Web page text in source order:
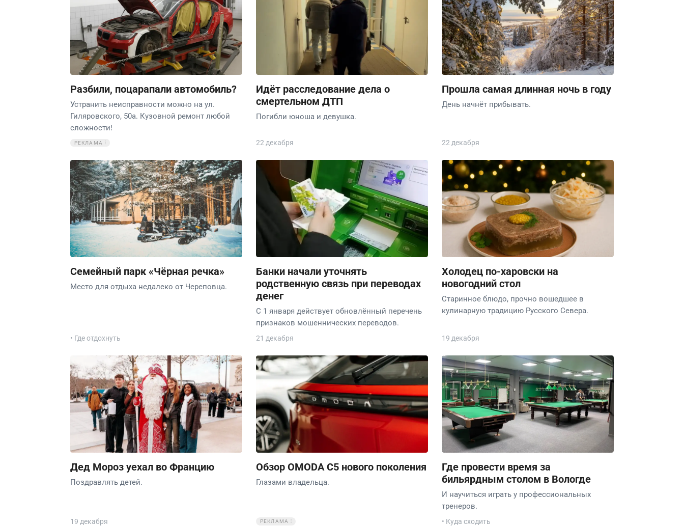
Разбили, поцарапали автомобиль?
Устранить неисправности можно на ул.
Гиляровского, 50а. Кузовной ремонт любой
сложности!
РЕКЛАМА
Идёт расследование дела о
смертельном ДТП
Погибли юноша и девушка.
22 декабря
Прошла самая длинная ночь в году
День начнёт прибывать.
22 декабря
Семейный парк «Чёрная речка»
Место для отдыха недалеко от Череповца.
• Где отдохнуть
Банки начали уточнять
родственную связь при переводах
денег
С 1 января действует обновлённый перечень
признаков мошеннических переводов.
21 декабря
Холодец по-харовски на
новогодний стол
Старинное блюдо, прочно вошедшее в
кулинарную традицию Русского Севера.
19 декабря
Дед Мороз уехал во Францию
Поздравлять детей.
19 декабря
Обзор OMODA C5 нового поколения
Глазами владельца.
РЕКЛАМА
Где провести время за
бильярдным столом в Вологде
И научиться играть у профессиональных
тренеров.
• Куда сходить